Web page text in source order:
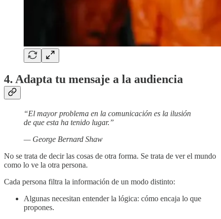
4. Adapta tu mensaje a la audiencia
“El mayor problema en la comunicación es la ilusión
de que esta ha tenido lugar.”
— George Bernard Shaw
No se trata de decir las cosas de otra forma. Se trata de ver el mundo
como lo ve la otra persona.
Cada persona filtra la información de un modo distinto:
Algunas necesitan entender la lógica: cómo encaja lo que
propones.